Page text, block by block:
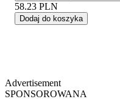
58.23 PLN
Dodaj do koszyka
Advertisement
SPONSOROWANA